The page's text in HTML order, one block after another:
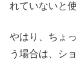
れていないと
やはり、ちょ
う場合は、シ